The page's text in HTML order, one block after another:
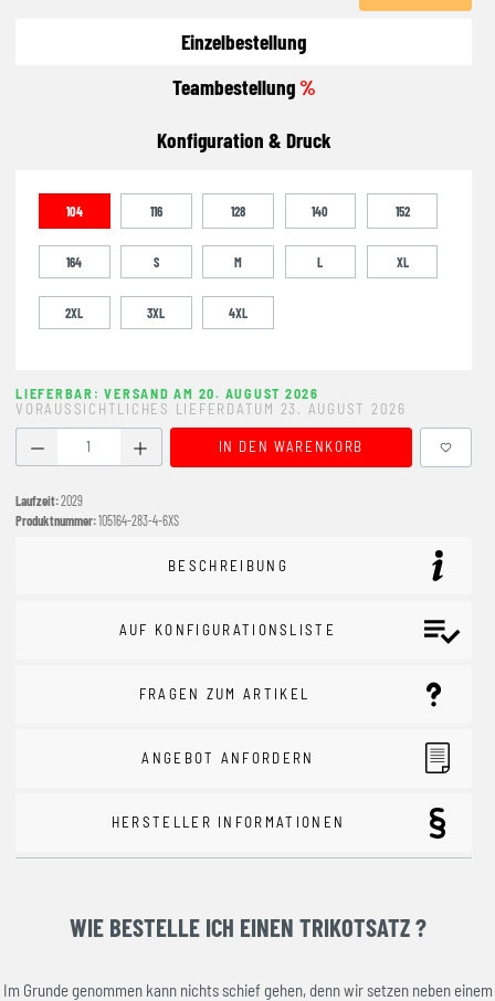
Einzelbestellung
Teambestellung%
Konfiguration & Druck
104 116 128 140 152
164 S M L XL
2XL 3XL 4XL
LIEFERBAR: VERSAND AM 20. AUGUST 2026
VORAUSSICHTLICHES LIEFERDATUM 23. AUGUST 2026
Produkt Anzahl: Gib den gewünschten Wert ein oder
IN DEN WARENKORB
Laufzeit:2029
Produktnummer:105164-283-4-6XS
BESCHREIBUNG
AUF KONFIGURATIONSLISTE
FRAGEN ZUM ARTIKEL
ANGEBOT ANFORDERN
HERSTELLER INFORMATIONEN
WIE BESTELLE ICH EINEN TRIKOTSATZ ?
Im Grunde genommen kann nichts schief gehen, denn wir setzen neben einem